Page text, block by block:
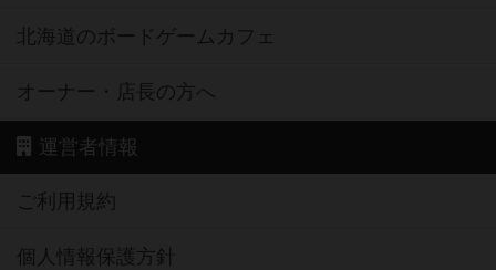
北海道のボードゲームカフェ
オーナー・店長の方へ
運営者情報
ご利用規約
個人情報保護方針